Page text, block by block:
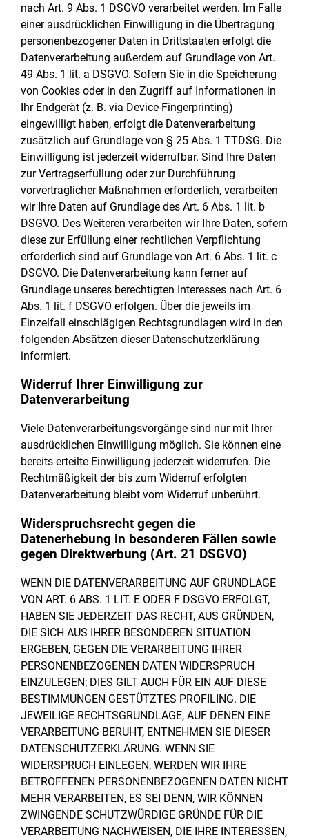
nach Art. 9 Abs. 1 DSGVO verarbeitet werden. Im Falle
einer ausdrücklichen Einwilligung in die Übertragung
personenbezogener Daten in Drittstaaten erfolgt die
Datenverarbeitung außerdem auf Grundlage von Art.
49 Abs. 1 lit. a DSGVO. Sofern Sie in die Speicherung
von Cookies oder in den Zugriff auf Informationen in
Ihr Endgerät (z. B. via Device-Fingerprinting)
eingewilligt haben, erfolgt die Datenverarbeitung
zusätzlich auf Grundlage von § 25 Abs. 1 TTDSG. Die
Einwilligung ist jederzeit widerrufbar. Sind Ihre Daten
zur Vertragserfüllung oder zur Durchführung
vorvertraglicher Maßnahmen erforderlich, verarbeiten
wir Ihre Daten auf Grundlage des Art. 6 Abs. 1 lit. b
DSGVO. Des Weiteren verarbeiten wir Ihre Daten, sofern
diese zur Erfüllung einer rechtlichen Verpflichtung
erforderlich sind auf Grundlage von Art. 6 Abs. 1 lit. c
DSGVO. Die Datenverarbeitung kann ferner auf
Grundlage unseres berechtigten Interesses nach Art. 6
Abs. 1 lit. f DSGVO erfolgen. Über die jeweils im
Einzelfall einschlägigen Rechtsgrundlagen wird in den
folgenden Absätzen dieser Datenschutzerklärung
informiert.
Widerruf Ihrer Einwilligung zur
Datenverarbeitung
Viele Datenverarbeitungsvorgänge sind nur mit Ihrer
ausdrücklichen Einwilligung möglich. Sie können eine
bereits erteilte Einwilligung jederzeit widerrufen. Die
Rechtmäßigkeit der bis zum Widerruf erfolgten
Datenverarbeitung bleibt vom Widerruf unberührt.
Widerspruchsrecht gegen die
Datenerhebung in besonderen Fällen sowie
gegen Direktwerbung (Art. 21 DSGVO)
WENN DIE DATENVERARBEITUNG AUF GRUNDLAGE
VON ART. 6 ABS. 1 LIT. E ODER F DSGVO ERFOLGT,
HABEN SIE JEDERZEIT DAS RECHT, AUS GRÜNDEN,
DIE SICH AUS IHRER BESONDEREN SITUATION
ERGEBEN, GEGEN DIE VERARBEITUNG IHRER
PERSONENBEZOGENEN DATEN WIDERSPRUCH
EINZULEGEN; DIES GILT AUCH FÜR EIN AUF DIESE
BESTIMMUNGEN GESTÜTZTES PROFILING. DIE
JEWEILIGE RECHTSGRUNDLAGE, AUF DENEN EINE
VERARBEITUNG BERUHT, ENTNEHMEN SIE DIESER
DATENSCHUTZERKLÄRUNG. WENN SIE
WIDERSPRUCH EINLEGEN, WERDEN WIR IHRE
BETROFFENEN PERSONENBEZOGENEN DATEN NICHT
MEHR VERARBEITEN, ES SEI DENN, WIR KÖNNEN
ZWINGENDE SCHUTZWÜRDIGE GRÜNDE FÜR DIE
VERARBEITUNG NACHWEISEN, DIE IHRE INTERESSEN,